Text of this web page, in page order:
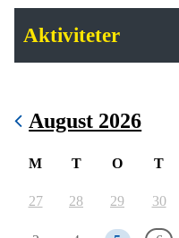
Aktiviteter
August 2026
M T O T
27 28 29 30